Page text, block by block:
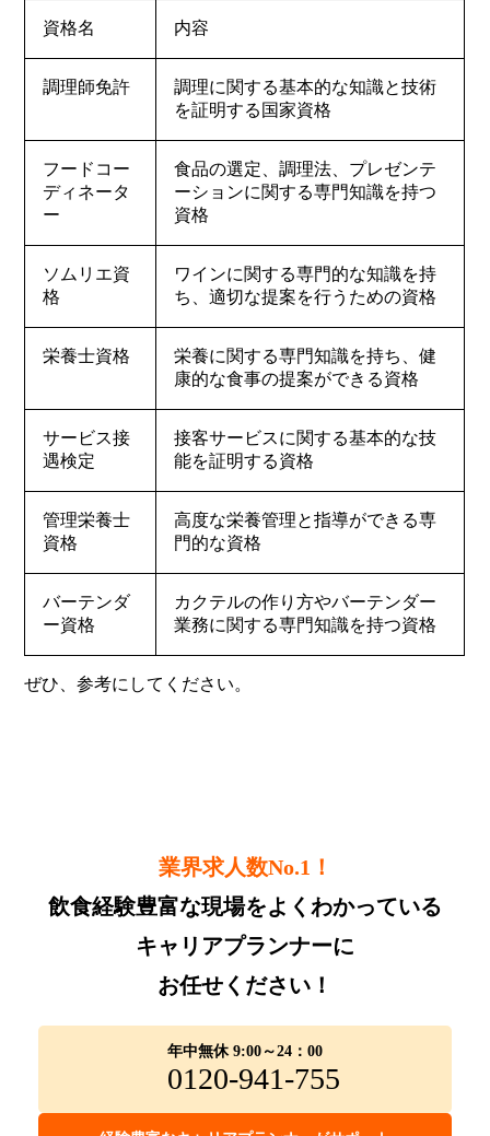
資格名 内容
調理師免許
調理に関する基本的な知識と技術
を証明する国家資格
フードコー
ディネータ
ー
食品の選定、調理法、プレゼンテ
ーションに関する専門知識を持つ
資格
ソムリエ資
格
ワインに関する専門的な知識を持
ち、適切な提案を行うための資格
栄養士資格
栄養に関する専門知識を持ち、健
康的な食事の提案ができる資格
サービス接
遇検定
接客サービスに関する基本的な技
能を証明する資格
管理栄養士
資格
高度な栄養管理と指導ができる専
門的な資格
バーテンダ
ー資格
カクテルの作り方やバーテンダー
業務に関する専門知識を持つ資格
ぜひ、参考にしてください。
業界求人数No.1！
飲食経験豊富な現場をよくわかっている
キャリアプランナーに
お任せください！
年中無休 9:00～24：00
0120-941-755